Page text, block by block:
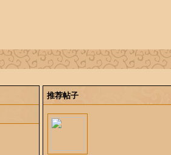
推荐帖子